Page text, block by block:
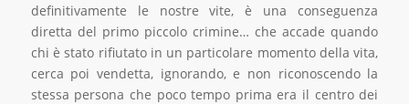
definitivamente le nostre vite, è una conseguenza
diretta del primo piccolo crimine… che accade quando
chi è stato rifiutato in un particolare momento della vita,
cerca poi vendetta, ignorando, e non riconoscendo la
stessa persona che poco tempo prima era il centro dei